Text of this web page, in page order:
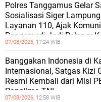
Polres Tanggamus Gelar
Sosialisasi Siger
Layanan 110, Ajak
Pengemudi Jadi Pelopor
07/08/2026, 17:24 WIB
Banggakan Indonesia di
Internasional, Satgas Kizi
Resmi Kembali dari Misi
Panglima TNI
07/08/2026, 12:58 WIB